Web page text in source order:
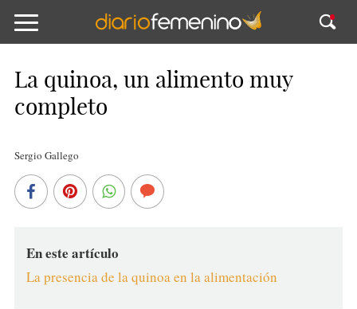
La quinoa, un alimento muy
completo
Sergio Gallego
En este artículo
La presencia de la quinoa en la alimentación